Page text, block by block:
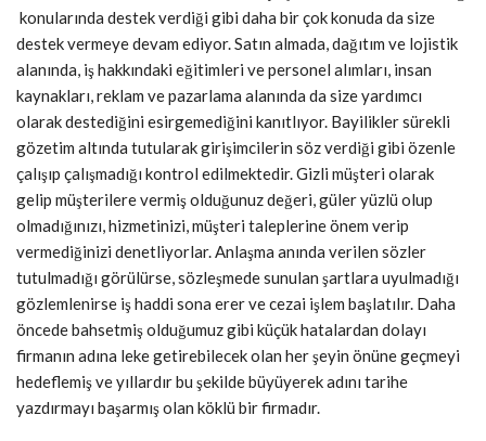
konularında destek verdiği gibi daha bir çok konuda da size
destek vermeye devam ediyor. Satın almada, dağıtım ve lojistik
alanında, iş hakkındaki eğitimleri ve personel alımları, insan
kaynakları, reklam ve pazarlama alanında da size yardımcı
olarak destediğini esirgemediğini kanıtlıyor. Bayilikler sürekli
gözetim altında tutularak girişimcilerin söz verdiği gibi özenle
çalışıp çalışmadığı kontrol edilmektedir. Gizli müşteri olarak
gelip müşterilere vermiş olduğunuz değeri, güler yüzlü olup
olmadığınızı, hizmetinizi, müşteri taleplerine önem verip
vermediğinizi denetliyorlar. Anlaşma anında verilen sözler
tutulmadığı görülürse, sözleşmede sunulan şartlara uyulmadığı
gözlemlenirse iş haddi sona erer ve cezai işlem başlatılır. Daha
öncede bahsetmiş olduğumuz gibi küçük hatalardan dolayı
firmanın adına leke getirebilecek olan her şeyin önüne geçmeyi
hedeflemiş ve yıllardır bu şekilde büyüyerek adını tarihe
yazdırmayı başarmış olan köklü bir firmadır.